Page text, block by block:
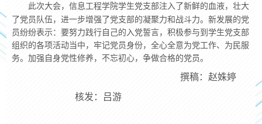
此次大会，信息工程学院学生党支部注入了新鲜的血液，壮大
了党员队伍，进一步增强了党支部的凝聚力和战斗力。新发展的党
员纷纷表示：要努力践行自己的入党誓言，积极参与到学生党支部
组织的各项活动当中，牢记党员身份，全心全意为党工作、为民服
务。加强自身党性修养，不忘初心，争做合格的党员。
撰稿： 赵姝婷
核发 ： 吕游